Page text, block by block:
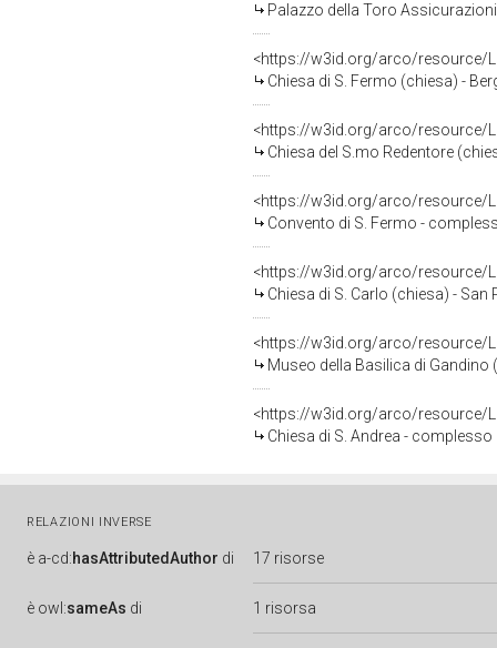
Palazzo della Toro
<https://w3id.org/arco/resource/
Chiesa di S. Fermo (chiesa) -
<https://w3id.org/arco/resource/
Chiesa del S.mo Redentore
<https://w3id.org/arco/resource/
Convento di S. Fermo -
<https://w3id.org/arco/resource/
Chiesa di S. Carlo (chiesa) - San
<https://w3id.org/arco/resource/
Museo della Basilica di Gandino
<https://w3id.org/arco/resource/
Chiesa di S. Andrea -
RELAZIONI INVERSE
è a-cd:hasAttributedAuthor di 17 risorse
è owl:sameAs di 1 risorsa